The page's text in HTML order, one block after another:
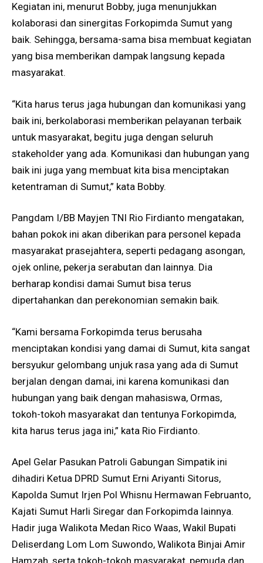
Kegiatan ini, menurut Bobby, juga menunjukkan
kolaborasi dan sinergitas Forkopimda Sumut yang
baik. Sehingga, bersama-sama bisa membuat kegiatan
yang bisa memberikan dampak langsung kepada
masyarakat.
“Kita harus terus jaga hubungan dan komunikasi yang
baik ini, berkolaborasi memberikan pelayanan terbaik
untuk masyarakat, begitu juga dengan seluruh
stakeholder yang ada. Komunikasi dan hubungan yang
baik ini juga yang membuat kita bisa menciptakan
ketentraman di Sumut,” kata Bobby.
Pangdam I/BB Mayjen TNI Rio Firdianto mengatakan,
bahan pokok ini akan diberikan para personel kepada
masyarakat prasejahtera, seperti pedagang asongan,
ojek online, pekerja serabutan dan lainnya. Dia
berharap kondisi damai Sumut bisa terus
dipertahankan dan perekonomian semakin baik.
“Kami bersama Forkopimda terus berusaha
menciptakan kondisi yang damai di Sumut, kita sangat
bersyukur gelombang unjuk rasa yang ada di Sumut
berjalan dengan damai, ini karena komunikasi dan
hubungan yang baik dengan mahasiswa, Ormas,
tokoh-tokoh masyarakat dan tentunya Forkopimda,
kita harus terus jaga ini,” kata Rio Firdianto.
Apel Gelar Pasukan Patroli Gabungan Simpatik ini
dihadiri Ketua DPRD Sumut Erni Ariyanti Sitorus,
Kapolda Sumut Irjen Pol Whisnu Hermawan Februanto,
Kajati Sumut Harli Siregar dan Forkopimda lainnya.
Hadir juga Walikota Medan Rico Waas, Wakil Bupati
Deliserdang Lom Lom Suwondo, Walikota Binjai Amir